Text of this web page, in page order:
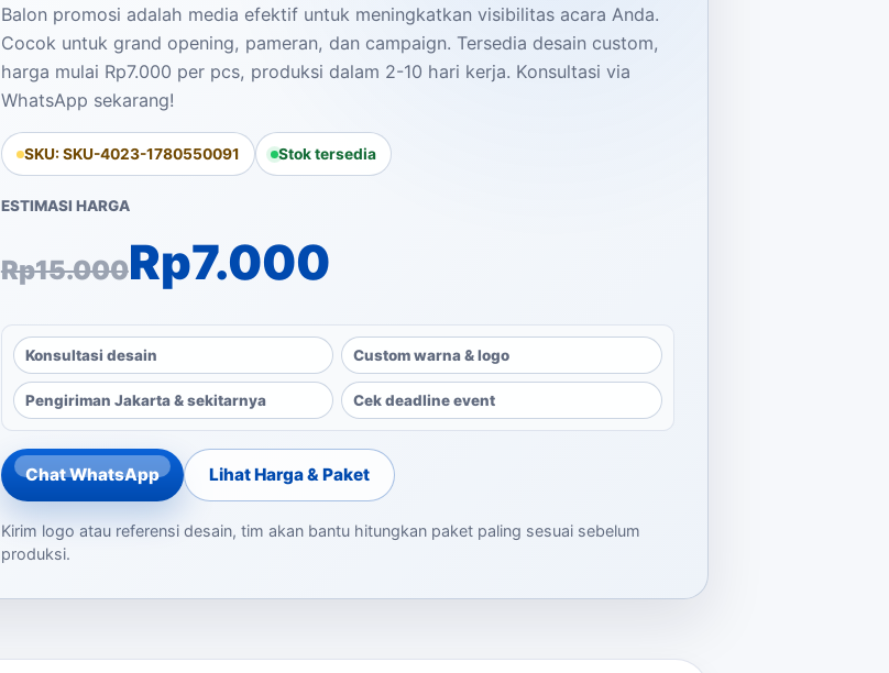
Balon promosi adalah media efektif untuk meningkatkan visibilitas acara Anda.
Cocok untuk grand opening, pameran, dan campaign. Tersedia desain custom,
harga mulai Rp7.000 per pcs, produksi dalam 2-10 hari kerja. Konsultasi via
WhatsApp sekarang!
SKU: SKU-4023-1780550091 Stok tersedia
ESTIMASI HARGA
Rp15.000
Harga aslinya adalah: Rp15.000.
Rp7.000
Harga saat ini adalah: Rp7.000.
Konsultasi desain Custom warna & logo
Pengiriman Jakarta & sekitarnya Cek deadline event
Chat WhatsApp Lihat Harga & Paket
Kirim logo atau referensi desain, tim akan bantu hitungkan paket paling sesuai sebelum
produksi.